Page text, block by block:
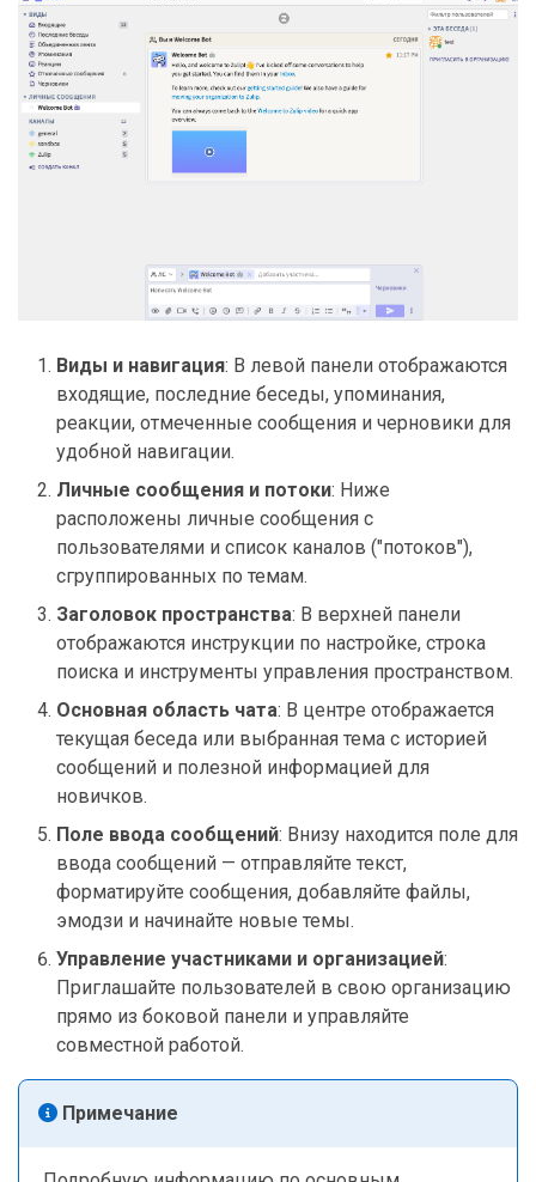
Виды и навигация: В левой панели отображаются
входящие, последние беседы, упоминания,
реакции, отмеченные сообщения и черновики для
удобной навигации.
Личные сообщения и потоки: Ниже
расположены личные сообщения с
пользователями и список каналов ("потоков"),
сгруппированных по темам.
Заголовок пространства: В верхней панели
отображаются инструкции по настройке, строка
поиска и инструменты управления пространством.
Основная область чата: В центре отображается
текущая беседа или выбранная тема с историей
сообщений и полезной информацией для
новичков.
Поле ввода сообщений: Внизу находится поле для
ввода сообщений — отправляйте текст,
форматируйте сообщения, добавляйте файлы,
эмодзи и начинайте новые темы.
Управление участниками и организацией:
Приглашайте пользователей в свою организацию
прямо из боковой панели и управляйте
совместной работой.
Примечание